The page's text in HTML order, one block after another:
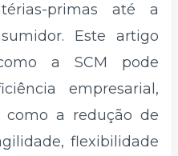
primas até a
Este artigo
a SCM pode
empresarial,
como a redução de
flexibilidade